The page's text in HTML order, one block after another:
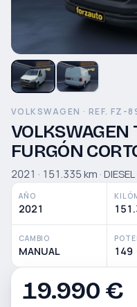
VOLKSWAGEN · REF. FZ-
VOLKSWAGEN
FURGÓN
2021 · 151.335 km · DIESEL
AÑO
2021
CAMBIO
MANUAL 149
19.990 €